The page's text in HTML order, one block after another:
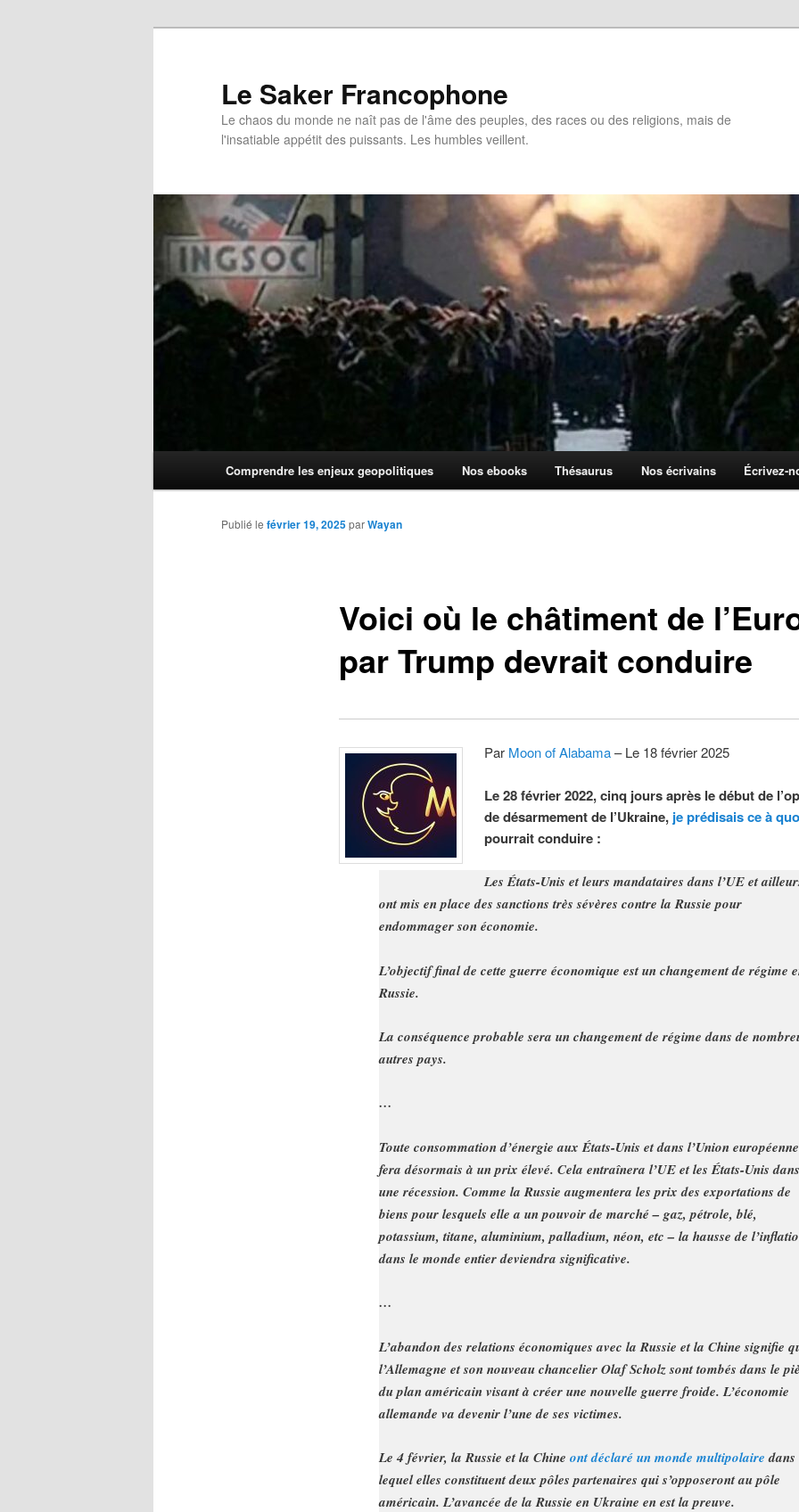
Le Saker Francophone
Le chaos du monde ne naît pas de l'âme des peuples, des races ou des religions, mais de
l'insatiable appétit des puissants. Les humbles veillent.
Comprendre les enjeux geopolitiques Nos ebooks Thésaurus Nos écrivains Écrivez-
Voici où le châtiment de
par Trump devrait conduire
Publié le février 19, 2025parWayan
Par Moon of Alabama– Le 18 février 2025
Le 28 février 2022, cinq jours après le début de
de désarmement de l’Ukraine, je prédisais ce à
pourrait conduire :
Les États-Unis et leurs mandataires dans l’UE et
ont mis en place des sanctions très sévères contre la Russie pour
endommager son économie.
L’objectif final de cette guerre économique est un changement de régime
Russie.
La conséquence probable sera un changement de régime dans de
autres pays.
…
Toute consommation d’énergie aux États-Unis et dans l’Union
fera désormais à un prix élevé. Cela entraînera l’UE et les États-Unis dans
une récession. Comme la Russie augmentera les prix des exportations de
biens pour lesquels elle a un pouvoir de marché – gaz, pétrole, blé,
potassium, titane, aluminium, palladium, néon, etc – la hausse de
dans le monde entier deviendra significative.
…
L’abandon des relations économiques avec la Russie et la Chine signifie
l’Allemagne et son nouveau chancelier Olaf Scholz sont tombés dans le
du plan américain visant à créer une nouvelle guerre froide. L’économie
allemande va devenir l’une de ses victimes.
Le 4 février, la Russie et la Chine ont déclaré un monde multipolairedans
lequel elles constituent deux pôles partenaires qui s’opposeront au pôle
américain. L’avancée de la Russie en Ukraine en est la preuve.